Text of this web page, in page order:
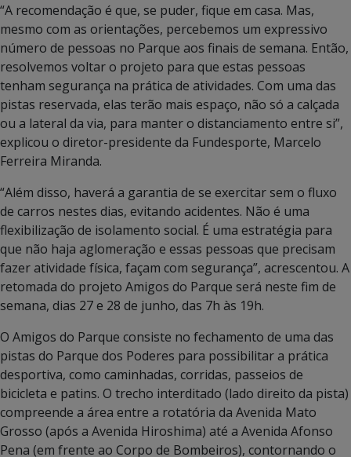
“A recomendação é que, se puder, fique em casa. Mas,
mesmo com as orientações, percebemos um expressivo
número de pessoas no Parque aos finais de semana. Então,
resolvemos voltar o projeto para que estas pessoas
tenham segurança na prática de atividades. Com uma das
pistas reservada, elas terão mais espaço, não só a calçada
ou a lateral da via, para manter o distanciamento entre si”,
explicou o diretor-presidente da Fundesporte, Marcelo
Ferreira Miranda.
“Além disso, haverá a garantia de se exercitar sem o fluxo
de carros nestes dias, evitando acidentes. Não é uma
flexibilização de isolamento social. É uma estratégia para
que não haja aglomeração e essas pessoas que precisam
fazer atividade física, façam com segurança”, acrescentou. A
retomada do projeto Amigos do Parque será neste fim de
semana, dias 27 e 28 de junho, das 7h às 19h.
O Amigos do Parque consiste no fechamento de uma das
pistas do Parque dos Poderes para possibilitar a prática
desportiva, como caminhadas, corridas, passeios de
bicicleta e patins. O trecho interditado (lado direito da pista)
compreende a área entre a rotatória da Avenida Mato
Grosso (após a Avenida Hiroshima) até a Avenida Afonso
Pena (em frente ao Corpo de Bombeiros), contornando o